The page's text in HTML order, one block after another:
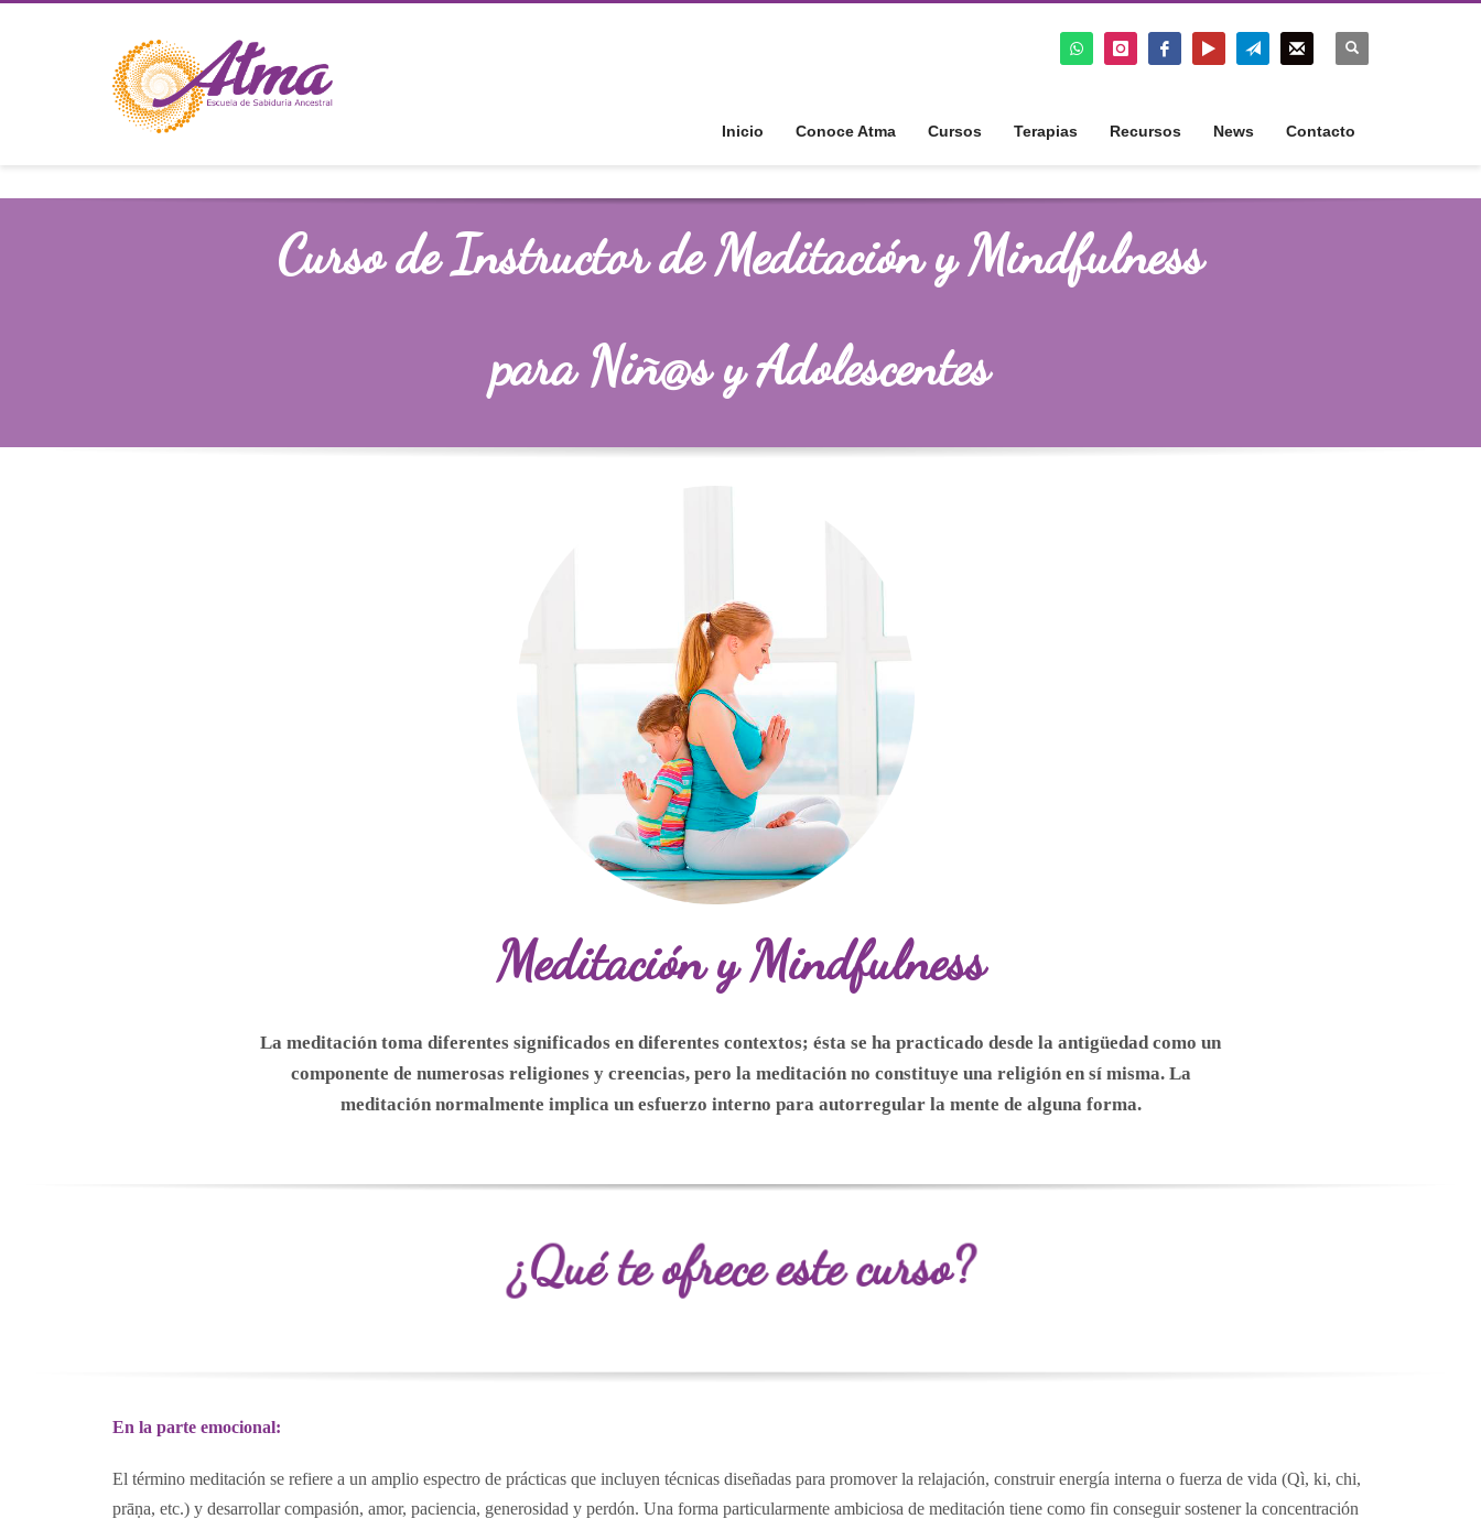
Inicio Conoce Atma Cursos Terapias Recursos News Contacto
Curso de Instructor de Meditación y Mindfulness
para Niñ@s y Adolescentes
Meditación y Mindfulness
La meditación toma diferentes significados en diferentes contextos; ésta se ha practicado desde la antigüedad como un
componente de numerosas religiones y creencias,​ pero la meditación no constituye una religión en sí misma. La
meditación normalmente implica un esfuerzo interno para autorregular la mente de alguna forma.
¿Qué te ofrece este curso?
En la parte emocional:
El término meditación se refiere a un amplio espectro de prácticas que incluyen técnicas diseñadas para promover la relajación, construir energía interna o fuerza de vida (Qì, ki, chi,
prāṇa, etc.) y desarrollar compasión, amor, paciencia, generosidad y perdón. Una forma particularmente ambiciosa de meditación tiene como fin conseguir sostener la concentración